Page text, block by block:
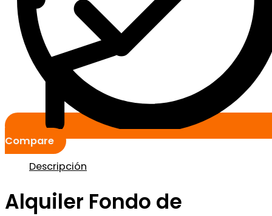
Compare
Descripción
Alquiler Fondo de